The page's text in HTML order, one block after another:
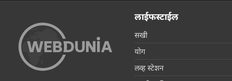
लाईफस्टाईल
सखी
योग
लव्ह स्टेशन